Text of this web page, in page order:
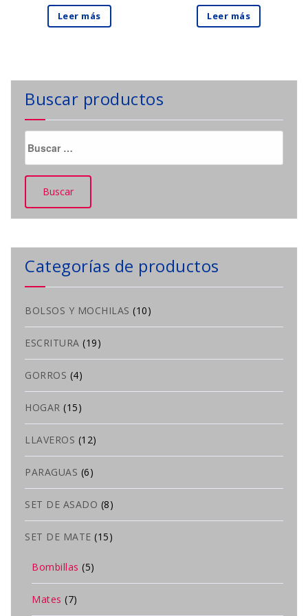
Leer más Leer más
Buscar productos
Categorías de productos
BOLSOS Y MOCHILAS (10)
ESCRITURA (19)
GORROS (4)
HOGAR (15)
LLAVEROS (12)
PARAGUAS (6)
SET DE ASADO (8)
SET DE MATE (15)
Bombillas (5)
Mates (7)